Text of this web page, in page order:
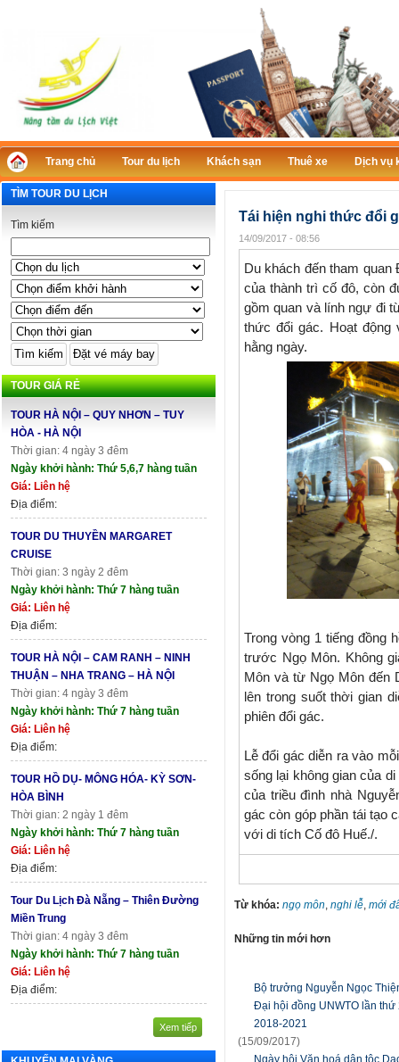
Trang chủ Tour du lịch Khách sạn Thuê xe Dịch vụ
TÌM TOUR DU LỊCH
Tìm kiếm
TOUR GIÁ RẺ
TOUR HÀ NỘI – QUY NHƠN – TUY
HÒA - HÀ NỘI
Thời gian: 4 ngày 3 đêm
Ngày khởi hành: Thứ 5,6,7 hàng tuần
Giá: Liên hệ
Địa điểm:
TOUR DU THUYỀN MARGARET
CRUISE
Thời gian: 3 ngày 2 đêm
Ngày khởi hành: Thứ 7 hàng tuần
Giá: Liên hệ
Địa điểm:
TOUR HÀ NỘI – CAM RANH – NINH
THUẬN – NHA TRANG – HÀ NỘI
Thời gian: 4 ngày 3 đêm
Ngày khởi hành: Thứ 7 hàng tuần
Giá: Liên hệ
Địa điểm:
TOUR HỒ DỤ- MÔNG HÓA- KỲ SƠN-
HÒA BÌNH
Thời gian: 2 ngày 1 đêm
Ngày khởi hành: Thứ 7 hàng tuần
Giá: Liên hệ
Địa điểm:
Tour Du Lịch Đà Nẵng – Thiên Đường
Miền Trung
Thời gian: 4 ngày 3 đêm
Ngày khởi hành: Thứ 7 hàng tuần
Giá: Liên hệ
Địa điểm:
Xem tiếp
Tái hiện nghi thức đổi
14/09/2017 - 08:56
Du khách đến tham
của thành trì cố đô, còn
gồm quan và lính ngự đi
thức đổi gác. Hoạt
hằng ngày.
Trong vòng 1 tiếng đồng
trước Ngọ Môn. Không
Môn và từ Ngọ Môn đến
lên trong suốt thời gian
phiên đổi gác.
Lễ đổi gác diễn ra vào
sống lại không gian của
của triều đình nhà
gác còn góp phần tái tạo
với di tích Cố đô Huế./.
Từ khóa: ngọ môn nghi lễ mới
Những tin mới hơn
Bộ trưởng Nguyễn Ngọc
Đại hội đồng UNWTO lần
2018-2021
(15/09/2017)
Ngày hội Văn hoá dân tộc